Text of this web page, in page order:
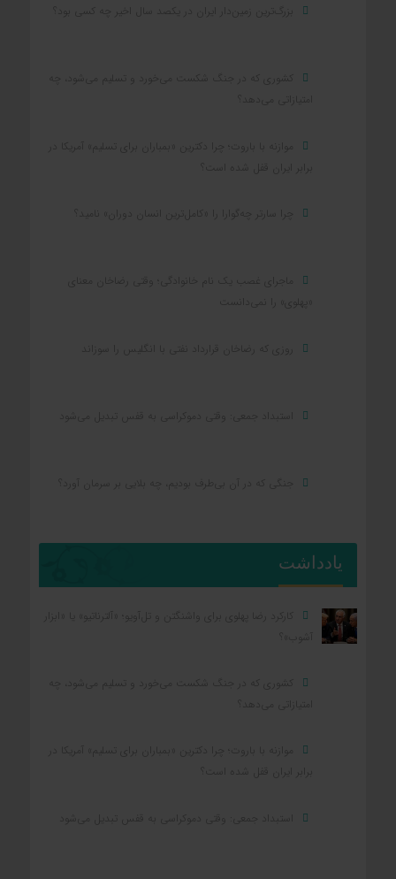
بزرگ‌ترین زمین‌دار ایران در یکصد سال اخیر چه کسی بود؟
کشوری که در جنگ شکست می‌خورد و تسلیم می‌شود، چه
امتیازاتی می‌دهد؟
موازنه با باروت؛ چرا دکترین «بمباران برای تسلیم» آمریکا در
چرا سارتر چه‌گوارا را «کامل‌ترین انسان دوران» نامید؟
ماجرای غصب یک نام خانوادگی؛ وقتی رضاخان معنای
«پهلوی» را نمی‌دانست
جنگی که در آن بی‌طرف بودیم، چه بلایی بر سرمان آورد؟
یادداشت
کشوری که در جنگ شکست می‌خورد و تسلیم می‌شود، چه
امتیازاتی می‌دهد؟
موازنه با باروت؛ چرا دکترین «بمباران برای تسلیم» آمریکا در